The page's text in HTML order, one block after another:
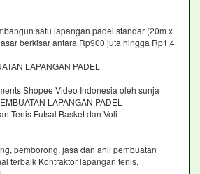
satu lapangan padel standar (20m x
berkisar antara Rp900 juta hingga Rp1,4
LAPANGAN PADEL
Shopee Video Indonesia oleh sunja
LAPANGAN PADEL
Tenis Futsal Basket dan Voli
pemborong, jasa dan ahli pembuatan
terbaik Kontraktor lapangan tenis,